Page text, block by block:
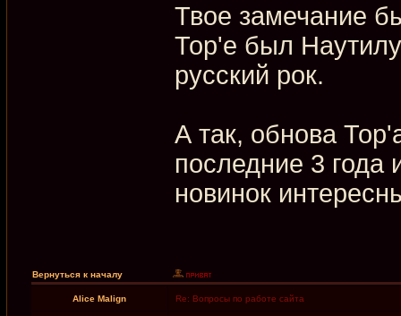
Твое замечание
Тор'е был
русский рок.
А так, обнова
последние 3 года
новинок
Вернуться к началу
Alice Malign Re: Вопросы по работе сайта